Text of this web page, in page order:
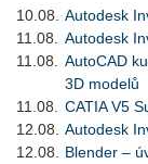
10.08.
Autodesk
11.08.
Autodesk
11.08.
AutoCAD
3D modelů
11.08.
CATIA V5
12.08.
Autodesk
12.08.
Blender –